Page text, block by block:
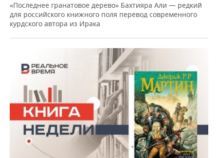
«Последнее гранатовое дерево» Бахтияра Али — редкий
для российского книжного поля перевод современного
курдского автора из Ирака